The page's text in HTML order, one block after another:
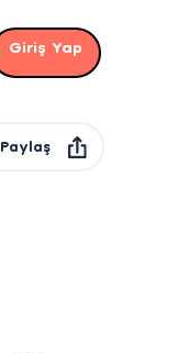
Giriş Yap
Paylaş